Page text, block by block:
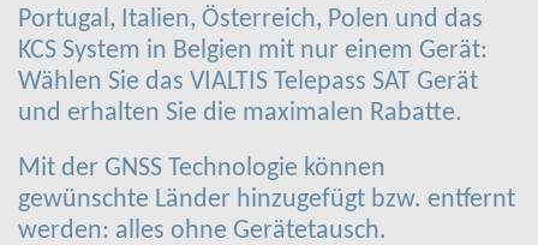
Portugal, Italien, Österreich, Polen und das
KCS System in Belgien mit nur einem Gerät:
Wählen Sie das VIALTIS Telepass SAT Gerät
und erhalten Sie die maximalen Rabatte.
Mit der GNSS Technologie können
gewünschte Länder hinzugefügt bzw. entfernt
werden: alles ohne Gerätetausch.